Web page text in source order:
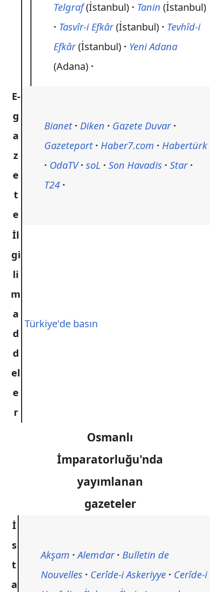
Telgraf(İstanbul) Tanin (İstanbul)
Tasvîr-i Efkâr(İstanbul)
Tevhîd-i
Efkâr(İstanbul)
Yeni Adana
(Adana)
E-
g
a
z
e
t
e
Bianet Diken
Gazete Duvar
Gazeteport
Haber7.com
Habertürk
OdaTV soL Son Havadis
Star
T24
İl
gi
li
m
a
d
d
el
e
r
Türkiye'de basın
Osmanlı
İmparatorluğu'nda
yayımlanan
gazeteler
İ
s
t
a
Akşam Alemdar
Bulletin de
Nouvelles
Cerîde-i Askeriyye
Cerîde-i